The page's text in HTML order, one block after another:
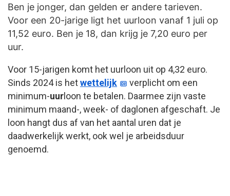
Ben je jonger, dan gelden er andere tarieven.
Voor een 20-jarige ligt het uurloon vanaf 1 juli op
11,52 euro. Ben je 18, dan krijg je 7,20 euro per
uur.
Voor 15-jarigen komt het uurloon uit op 4,32 euro.
Sinds 2024 is hetwettelijk
verplicht om een
minimum-uur loon te betalen. Daarmee zijn vaste
minimum maand-, week- of daglonen afgeschaft. Je
loon hangt dus af van het aantal uren dat je
daadwerkelijk werkt, ook wel je arbeidsduur
genoemd.